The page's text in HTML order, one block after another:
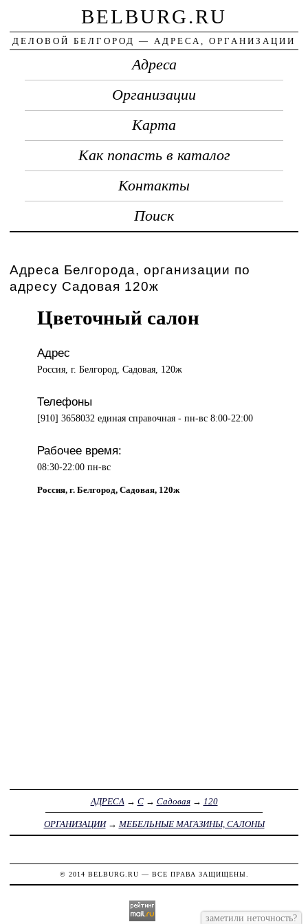
BELBURG.RU
ДЕЛОВОЙ БЕЛГОРОД — АДРЕСА, ОРГАНИЗАЦИИ
Адреса
Организации
Карта
Как попасть в каталог
Контакты
Поиск
Адреса Белгорода, организации по
адресу Садовая 120ж
Цветочный салон
Адрес
Россия, г. Белгород, Садовая, 120ж
Телефоны
[910] 3658032 единая справочная - пн-вс 8:00-22:00
Рабочее время:
08:30-22:00 пн-вс
Россия, г. Белгород, Садовая, 120ж
АДРЕСА → С→ Садовая→ 120
ОРГАНИЗАЦИИ→ МЕБЕЛЬНЫЕ МАГАЗИНЫ, САЛОНЫ
© 2014 BELBURG.RU — ВСЕ ПРАВА ЗАЩИЩЕНЫ.
заметили неточность?